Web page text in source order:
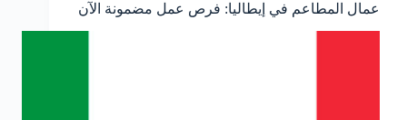
عمال المطاعم في إيطاليا: فرص عمل مضمونة الآن